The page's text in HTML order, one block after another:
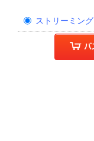
ストリーミング